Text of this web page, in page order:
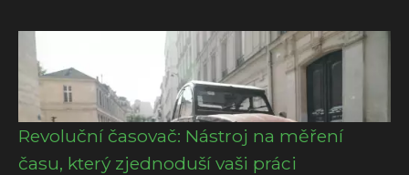
Revoluční časovač: Nástroj na měření
času, který zjednoduší vaši práci